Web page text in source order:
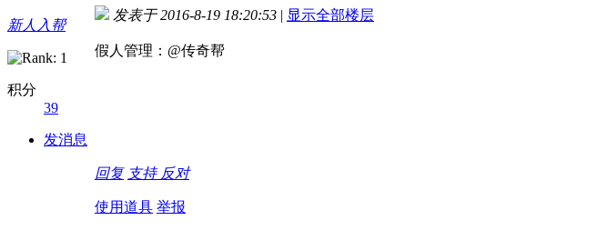
新人入帮
积分
39
发消息
发表于 2016-8-19 18:20:53 | 显示全部楼层
假人管理：@传奇帮
回复 支持 反对
使用道具 举报